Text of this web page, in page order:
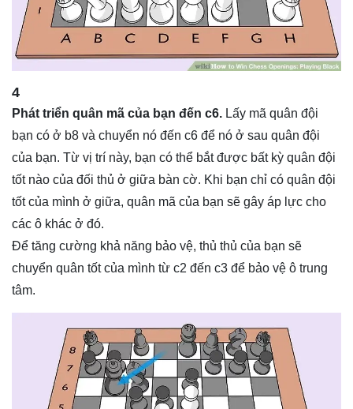
4
Phát triển quân mã của bạn đến c6. Lấy mã quân đội
bạn có ở b8 và chuyển nó đến c6 để nó ở sau quân đội
của bạn. Từ vị trí này, bạn có thể bắt được bất kỳ quân đội
tốt nào của đối thủ ở giữa bàn cờ. Khi bạn chỉ có quân đội
tốt của mình ở giữa, quân mã của bạn sẽ gây áp lực cho
các ô khác ở đó.
Để tăng cường khả năng bảo vệ, thủ thủ của bạn sẽ
chuyển quân tốt của mình từ c2 đến c3 để bảo vệ ô trung
tâm.